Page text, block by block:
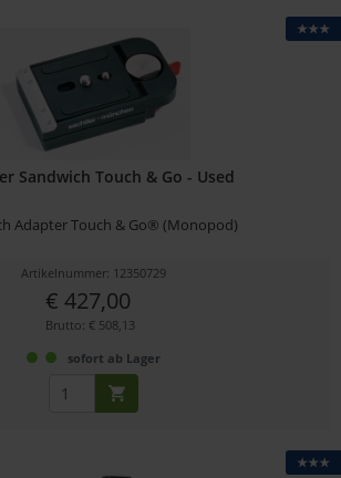
★★★
Sandwich Touch & Go - Used
Adapter Touch & Go® (Monopod)
Artikelnummer: 12350729
€ 427,00
Brutto: € 508,13
sofort ab Lager
★★★